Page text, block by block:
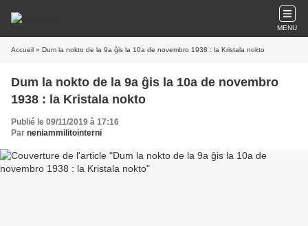
MENU
Accueil » Dum la nokto de la 9a ĝis la 10a de novembro 1938 : la Kristala nokto
Dum la nokto de la 9a ĝis la 10a de novembro
1938 : la Kristala nokto
Publié le 09/11/2019 à 17:16
Par neniammilitointerni